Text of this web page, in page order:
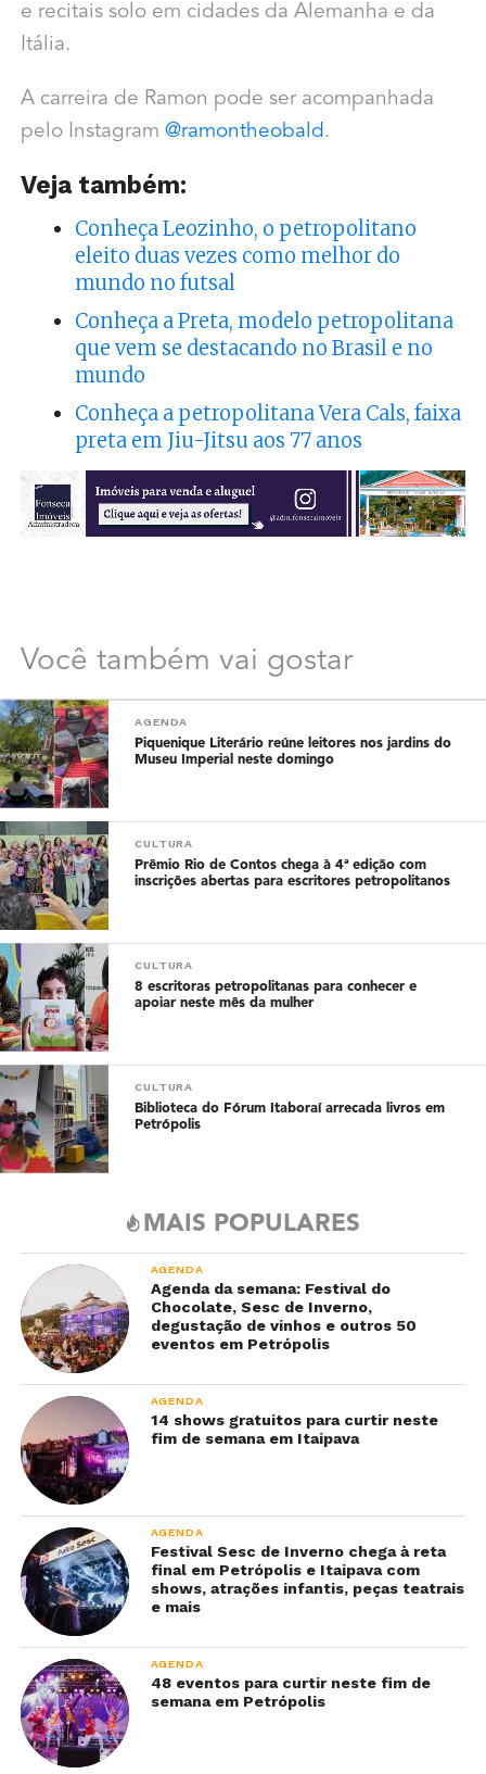
e recitais solo em cidades da Alemanha e da
Itália.
A carreira de Ramon pode ser acompanhada
pelo Instagram @ramontheobald .
Veja também:
Conheça Leozinho, o petropolitano
eleito duas vezes como melhor do
mundo no futsal
Conheça a Preta, modelo petropolitana
que vem se destacando no Brasil e no
mundo
Conheça a petropolitana Vera Cals, faixa
preta em Jiu-Jitsu aos 77 anos
Você também vai gostar
AGENDA
Piquenique Literário reúne leitores nos jardins do
Museu Imperial neste domingo
CULTURA
Prêmio Rio de Contos chega à 4ª edição com
inscrições abertas para escritores petropolitanos
CULTURA
8 escritoras petropolitanas para conhecer e
apoiar neste mês da mulher
CULTURA
Biblioteca do Fórum Itaboraí arrecada livros em
Petrópolis
MAIS POPULARES
AGENDA
Agenda da semana: Festival do
Chocolate, Sesc de Inverno,
degustação de vinhos e outros 50
eventos em Petrópolis
AGENDA
14 shows gratuitos para curtir neste
fim de semana em Itaipava
AGENDA
Festival Sesc de Inverno chega à reta
final em Petrópolis e Itaipava com
shows, atrações infantis, peças teatrais
e mais
AGENDA
48 eventos para curtir neste fim de
semana em Petrópolis